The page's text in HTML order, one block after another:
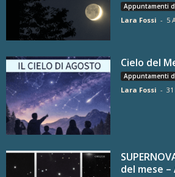
Appuntamenti
Lara Fossi - 5
Cielo del
Appuntamenti
Lara Fossi -
del mese